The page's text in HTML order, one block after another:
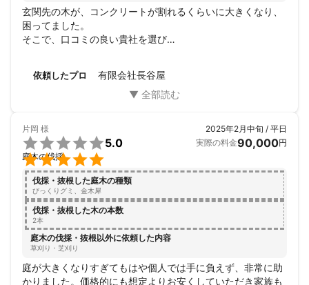
玄関先の木が、コンクリートが割れるくらいに大きくなり、
困ってました。
そこで、口コミの良い貴社を選び
とうございました。
お値段も低価格でよかったです。
依頼したプロ 有限会社長谷屋
片岡 様


5.0
庭木の伐採
2025年2月中旬 / 平日
実際の料金90,000円
伐採・抜根した庭木の種類
びっくりグミ、金木犀
伐採・抜根した木の本数
2本
庭木の伐採・抜根以外に依頼した内容
草刈り・芝刈り
庭が大きくなりすぎてもはや個人では手に負えず、非常に助
かりました。価格的にも想定よりお安くしていただき家族も